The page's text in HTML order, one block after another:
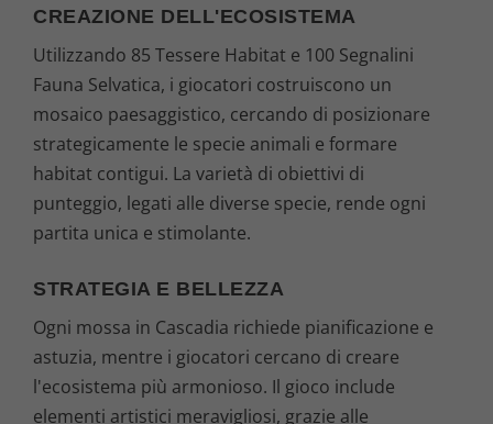
CREAZIONE DELL'ECOSISTEMA
Utilizzando 85 Tessere Habitat e 100 Segnalini
Fauna Selvatica, i giocatori costruiscono un
mosaico paesaggistico, cercando di posizionare
strategicamente le specie animali e formare
habitat contigui. La varietà di obiettivi di
punteggio, legati alle diverse specie, rende ogni
partita unica e stimolante.
STRATEGIA E BELLEZZA
Ogni mossa in Cascadia richiede pianificazione e
astuzia, mentre i giocatori cercano di creare
l'ecosistema più armonioso. Il gioco include
elementi artistici meravigliosi, grazie alle